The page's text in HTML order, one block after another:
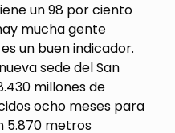
un 98 por ciento
mucha gente
un buen indicador.
sede del San
millones de
ocho meses para
5.870 metros